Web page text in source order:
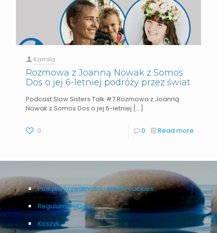
Kamila
Rozmowa z Joanną Nowak z Somos
Dos o jej 6-letniej podróży przez świat
Podcast Slow Sisters Talk #7 Rozmowa z Joanną
Nowak z Somos Dos o jej 6-letniej […]
0 0 Read more
Polityka prywatności i plików cookies
Regulamin sklepu
Koszyk